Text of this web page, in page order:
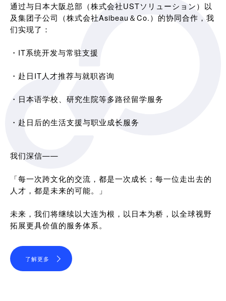
通过与日本大阪总部（株式会社USTソリューション）以
及集团子公司（株式会社Asibeau＆Co.）的协同合作，我
们实现了：
・IT系统开发与常驻支援
・赴日IT人才推荐与就职咨询
・日本语学校、研究生院等多路径留学服务
・赴日后的生活支援与职业成长服务
我们深信——
「每一次跨文化的交流，都是一次成长；每一位走出去的
人才，都是未来的可能。」
未来，我们将继续以大连为根，以日本为桥，以全球视野
拓展更具价值的服务体系。
了解更多